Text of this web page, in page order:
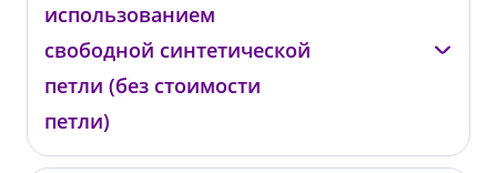
КГ02
от 3 000 ₽
использованием
свободной синтетической
петли (без стоимости
петли)